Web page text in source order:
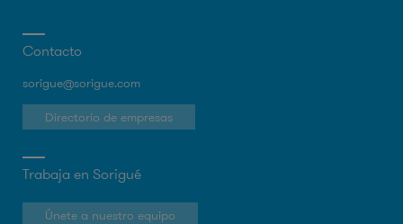
Contacto
sorigue@sorigue.com
Directorio de empresas
Trabaja en Sorigué
Únete a nuestro equipo